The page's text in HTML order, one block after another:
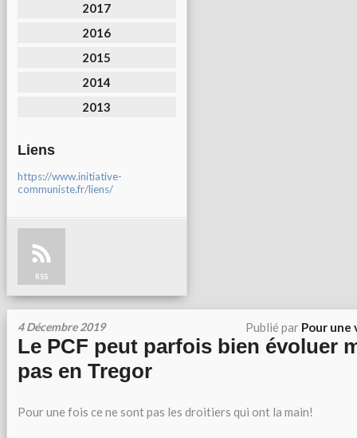
2017
2016
2015
2014
2013
Liens
https://www.initiative-
communiste.fr/liens/
RSS
4 Décembre 2019 Publié par Pour une
Le PCF peut parfois bien évoluer
pas en Tregor
Pour une fois ce ne sont pas les droitiers qui ont la main!